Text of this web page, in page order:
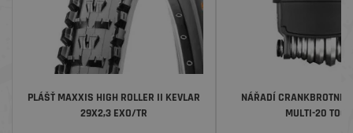
PLÁŠŤ MAXXIS HIGH ROLLER II KEVLAR
29X2,3 EXO/TR
NÁŘADÍ
MULTI-20 TOOL